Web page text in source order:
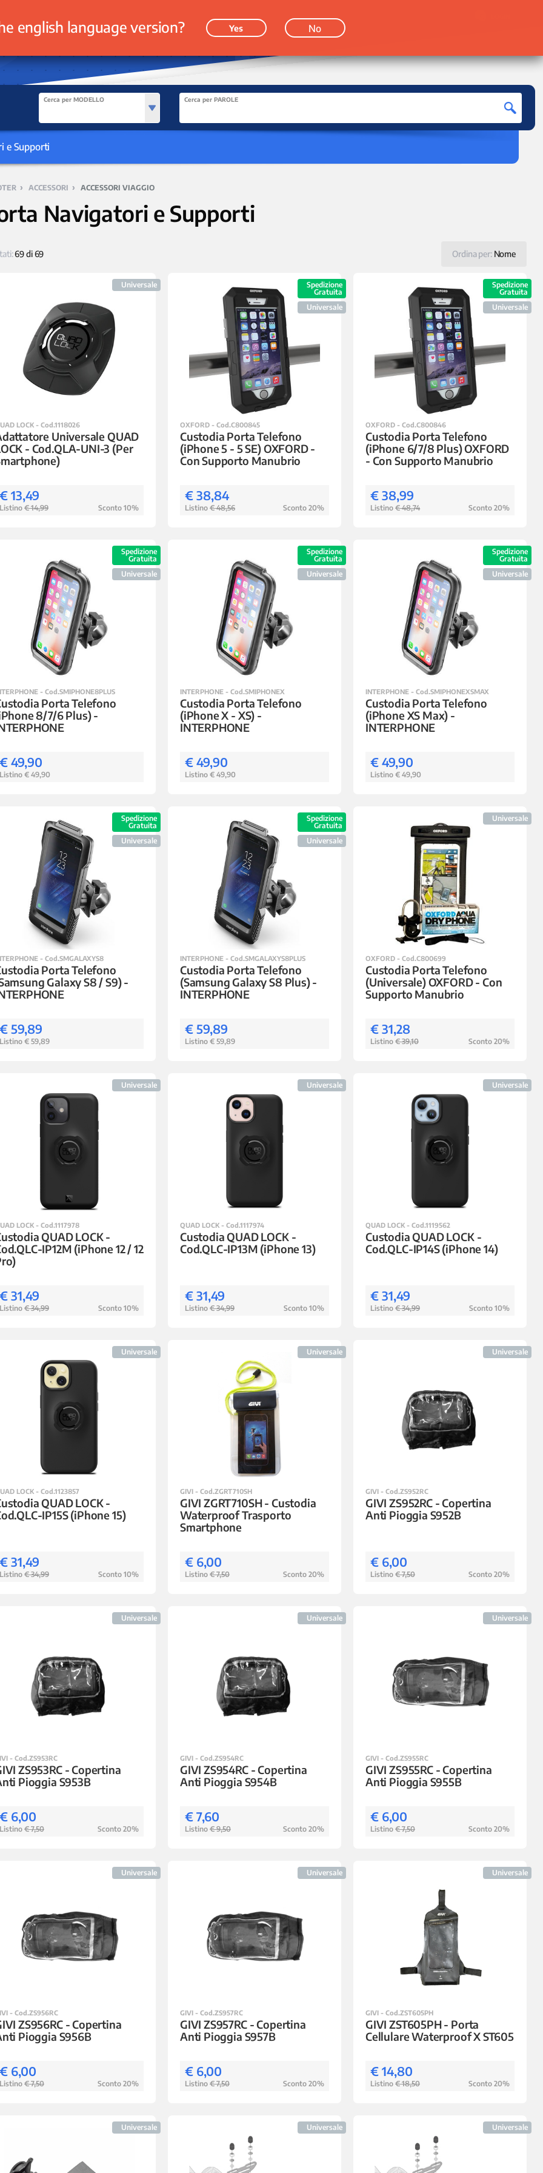
Cerca per MODELLO Cerca per PAROLE
e Supporti
› ACCESSORI › ACCESSORI VIAGGIO
Navigatori e Supporti
Ordina per: Nome
69 di 69
Universale
LOCK - Cod.1118026
Universale QUAD
- Cod.QLA-UNI-3 (Per
13,49
€ 14,99 Sconto 10%
Spedizione
Gratuita
Universale
OXFORD - Cod.C800845
Custodia Porta Telefono
(iPhone 5 - 5 SE) OXFORD -
Con Supporto Manubrio
€ 38,84
Listino € 48,56 Sconto 20%
Spedizione
Gratuita
Universale
OXFORD - Cod.C800846
Custodia Porta Telefono
(iPhone 6/7/8 Plus) OXFORD
- Con Supporto Manubrio
€ 38,99
Listino € 48,74 Sconto 20%
Spedizione
Gratuita
Universale
- Cod.SMIPHONE8PLUS
Porta Telefono
8/7/6 Plus) -
49,90
€ 49,90
Spedizione
Gratuita
Universale
INTERPHONE - Cod.SMIPHONEX
Custodia Porta Telefono
(iPhone X - XS) -
INTERPHONE
€ 49,90
Listino € 49,90
Spedizione
Gratuita
Universale
INTERPHONE - Cod.SMIPHONEXSMAX
Custodia Porta Telefono
(iPhone XS Max) -
INTERPHONE
€ 49,90
Listino € 49,90
Spedizione
Gratuita
Universale
- Cod.SMGALAXYS8
Porta Telefono
Galaxy S8 / S9) -
59,89
€ 59,89
Spedizione
Gratuita
Universale
INTERPHONE - Cod.SMGALAXYS8PLUS
Custodia Porta Telefono
(Samsung Galaxy S8 Plus) -
INTERPHONE
€ 59,89
Listino € 59,89
Universale
OXFORD - Cod.C800699
Custodia Porta Telefono
(Universale) OXFORD - Con
Supporto Manubrio
€ 31,28
Listino € 39,10 Sconto 20%
Universale
LOCK - Cod.1117978
QUAD LOCK -
IP12M (iPhone 12 / 12
31,49
€ 34,99 Sconto 10%
Universale
QUAD LOCK - Cod.1117974
Custodia QUAD LOCK -
Cod.QLC-IP13M (iPhone 13)
€ 31,49
Listino € 34,99 Sconto 10%
Universale
QUAD LOCK - Cod.1119562
Custodia QUAD LOCK -
Cod.QLC-IP14S (iPhone 14)
€ 31,49
Listino € 34,99 Sconto 10%
Universale
LOCK - Cod.1123857
QUAD LOCK -
IP15S (iPhone 15)
31,49
€ 34,99 Sconto 10%
Universale
GIVI - Cod.ZGRT710SH
GIVI ZGRT710SH - Custodia
Waterproof Trasporto
Smartphone
€ 6,00
Listino € 7,50 Sconto 20%
Universale
GIVI - Cod.ZS952RC
GIVI ZS952RC - Copertina
Anti Pioggia S952B
€ 6,00
Listino € 7,50 Sconto 20%
Universale
- Cod.ZS953RC
ZS953RC - Copertina
Pioggia S953B
6,00
€ 7,50 Sconto 20%
Universale
GIVI - Cod.ZS954RC
GIVI ZS954RC - Copertina
Anti Pioggia S954B
€ 7,60
Listino € 9,50 Sconto 20%
Universale
GIVI - Cod.ZS955RC
GIVI ZS955RC - Copertina
Anti Pioggia S955B
€ 6,00
Listino € 7,50 Sconto 20%
Universale
- Cod.ZS956RC
ZS956RC - Copertina
Pioggia S956B
6,00
€ 7,50 Sconto 20%
Universale
GIVI - Cod.ZS957RC
GIVI ZS957RC - Copertina
Anti Pioggia S957B
€ 6,00
Listino € 7,50 Sconto 20%
Universale
GIVI - Cod.ZST605PH
GIVI ZST605PH - Porta
Cellulare Waterproof X ST605
€ 14,80
Listino € 18,50 Sconto 20%
Universale Universale Universale
english language version? Yes No